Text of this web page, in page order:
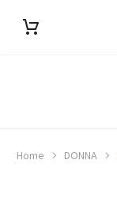
Home DONNA